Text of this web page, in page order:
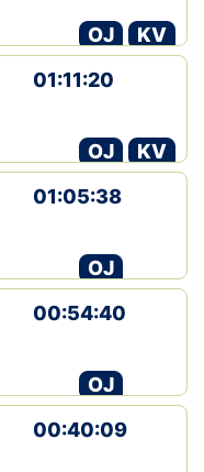
OJ
KV
01:11:20
OJ
KV
01:05:38
OJ
00:54:40
OJ
00:40:09